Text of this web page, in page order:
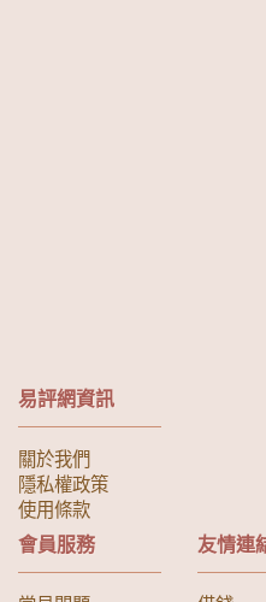
易評網資訊
關於我們
隱私權政策
使用條款
會員服務 友情連